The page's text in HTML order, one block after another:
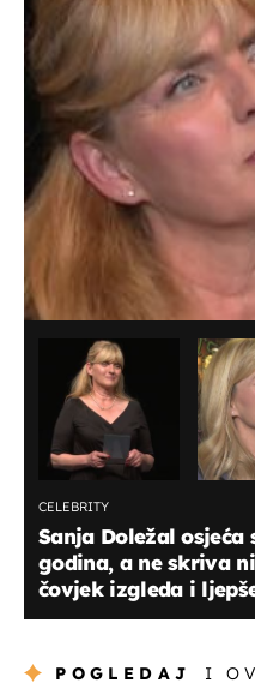
CELEBRITY
Sanja Doležal
godina, a ne skriva
čovjek izgleda i
POGLEDAJ I